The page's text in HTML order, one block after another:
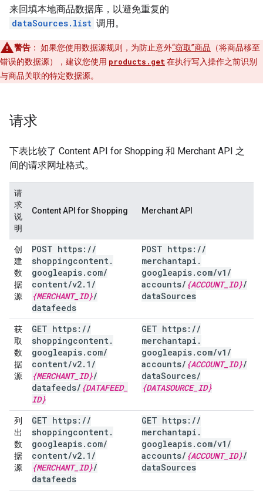
来回填本地商品数据库，以避免重复的
dataSources.list 调用。
警告 ： 如果您使用数据源规则，为防止意外“窃取”商品 （将商品移至
错误的数据源），建议您使用 products.get 在执行写入操作之前识别
与商品关联的特定数据源。
请求
下表比较了 Content API for Shopping 和 Merchant API 之
间的请求网址格式。
请
求
说
明
Content API for Shopping Merchant API
创
建
数
据
源
POST https: //
shoppingcontent.
googleapis. com/
content/v2. 1 /
{MERCHANT_ ID}/
datafeeds
POST https: //
merchantapi .
googleapis. com/v1 /
accounts/ {ACCOUNT_ ID}/
dataSources
获
取
数
据
源
GET https: //
shoppingcontent.
googleapis. com/
content/v2. 1 /
{MERCHANT_ ID}/
datafeeds/ {DATAFEED_
ID}
GET https: //
merchantapi .
googleapis. com/v1 /
accounts/ {ACCOUNT_ ID}/
dataSources/
{DATASOURCE_ ID}
列
出
数
据
源
GET https: //
shoppingcontent.
googleapis. com/
content/v2. 1 /
{MERCHANT_ ID}/
datafeeds
GET https: //
merchantapi .
googleapis. com/v1 /
accounts/ {ACCOUNT_ ID}/
dataSources